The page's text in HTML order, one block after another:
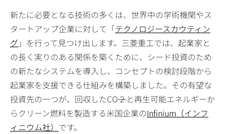
新たに必要となる技術の多くは、世界中の学術機関やス
タートアップ企業に対して「テクノロジースカウティン
グ 」を行って見つけ出します。三菱重工では、起業家と
の長く実りのある関係を築くために、シード投資のため
の新たなシステムを導入し、コンセプトの検討段階から
起業家を支援できる仕組みを構築しました。その有望な
投資先の一つが、回収したCO２と再生可能エネルギーか
らクリーン燃料を製造する米国企業のInfinium（インフ
ィニウム社） です。